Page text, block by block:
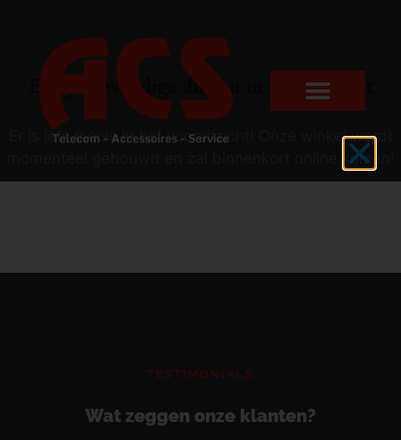
Er zijn geweldige dingen in het verschiet
Er is iets moois in het vooruitzicht! Onze winkel wordt
momenteel gebouwd en zal binnenkort online komen!
TESTIMONIALS
Wat zeggen onze klanten?